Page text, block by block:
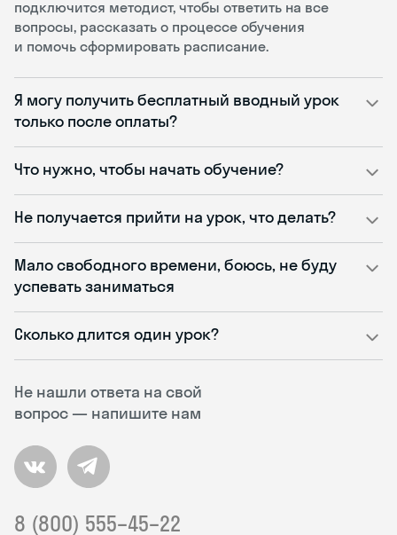
Не нашли ответа на свой
вопрос — напишите нам
8 (800) 555–45–22
подключится методист, чтобы ответить на все
вопросы, рассказать о процессе обучения
и помочь сформировать расписание.
Я могу получить бесплатный вводный урок
только после оплаты?
Что нужно, чтобы начать обучение?
Не получается прийти на урок, что делать?
Мало свободного времени, боюсь, не буду
успевать заниматься
Сколько длится один урок?